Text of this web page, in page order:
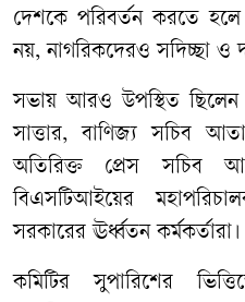
দেশকে পরিবর্তন করতে
নয়, নাগরিকদেরও সদিচ্ছা ও
সভায় আরও উপস্থিত ছিলেন
সাত্তার, বাণিজ্য সচিব
অতিরিক্ত প্রেস সচিব
বিএসটিআইয়ের
সরকারের ঊর্ধ্বতন কর্মকর্তারা।
কমিটির সুপারিশের